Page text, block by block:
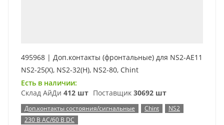
495968 | Доп.контакты (фронтальные) для NS2-AE11
NS2-25(X), NS2-32(H), NS2-80, Chint
Есть в наличии:
Склад АйДи 412 шт Поставщик 30692 шт
Доп.контакты состояния/сигнальные Chint
NS2
230 В AC/60 В DC